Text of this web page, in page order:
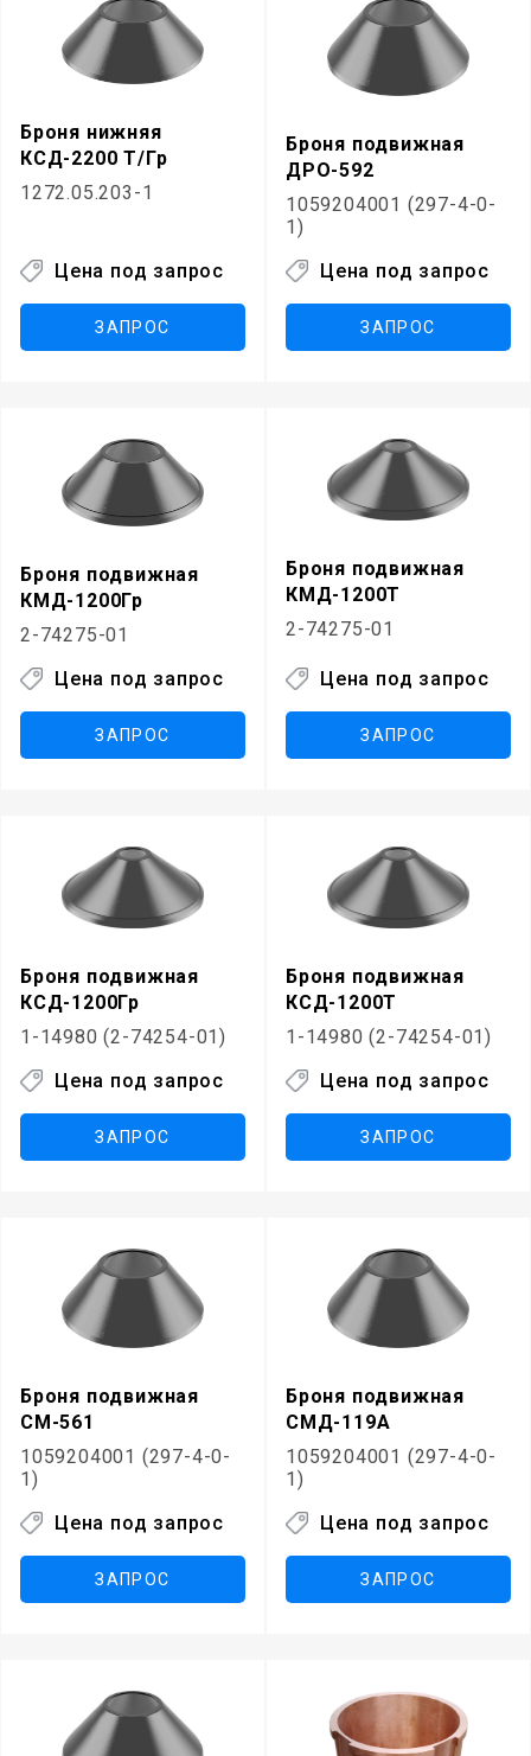
Броня нижняя
КСД-2200 Т/Гр
1272.05.203-1
Цена под запрос
ЗАПРОС
Броня подвижная
ДРО-592
1059204001 (297-4-0-
1)
Цена под запрос
ЗАПРОС
Броня подвижная
КМД-1200Гр
2-74275-01
Цена под запрос
ЗАПРОС
Броня подвижная
КМД-1200Т
2-74275-01
Цена под запрос
ЗАПРОС
Броня подвижная
КСД-1200Гр
1-14980 (2-74254-01)
Цена под запрос
ЗАПРОС
Броня подвижная
КСД-1200Т
1-14980 (2-74254-01)
Цена под запрос
ЗАПРОС
Броня подвижная
СМ-561
1059204001 (297-4-0-
1)
Цена под запрос
ЗАПРОС
Броня подвижная
СМД-119А
1059204001 (297-4-0-
1)
Цена под запрос
ЗАПРОС